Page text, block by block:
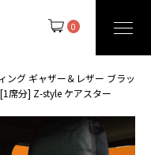
0
ング ギャザー＆レザー ブラッ
席分] Z-style ケアスター